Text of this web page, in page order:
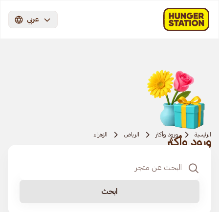
عربي
الرئيسية ورود وأكثر الرياض الزهراء
ورود وأكثر
ابحث